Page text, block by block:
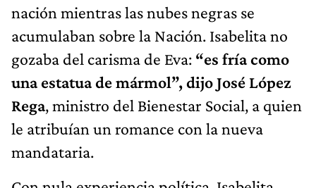
nación mientras las nubes negras se
acumulaban sobre la Nación. Isabelita no
gozaba del carisma de Eva: “es fría como
una estatua de mármol”, dijo José López
Rega, ministro del Bienestar Social, a quien
le atribuían un romance con la nueva
mandataria.